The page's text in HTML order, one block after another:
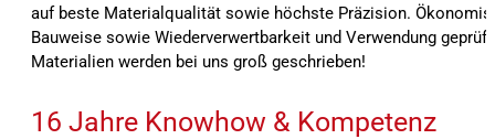
auf beste Materialqualität sowie höchste Präzision.
Bauweise sowie Wiederverwertbarkeit und Verwendung
Materialien werden bei uns groß geschrieben!
16 Jahre Knowhow & Kompetenz